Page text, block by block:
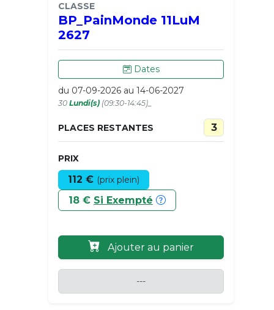
CLASSE
BP_PainMonde 11LuM
2627
Dates
du 07-09-2026 au 14-06-2027
30 Lundi(s) (09:30-14:45)_
PLACES RESTANTES 3
PRIX
112 € (prix plein)
18 € Si Exempté
Ajouter au panier
---